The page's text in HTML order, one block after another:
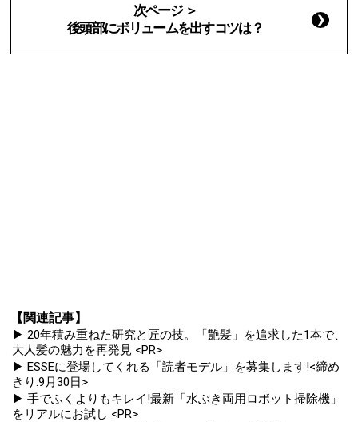
次ページ ＞
後頭部にボリュームを出すコツは？
【関連記事】
▶ 20年積み重ねた研究と匠の技。「艶髪」を追求した1本で、
大人髪の魅力を再発見 <PR>
▶ ESSEに登場してくれる「読者モデル」を募集します!<締め
きり:9月30日>
▶ 手でふくよりもキレイ!最新「水ぶき両用ロボット掃除機」
をリアルにお試し <PR>